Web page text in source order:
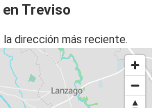
Treviso
dirección más reciente.